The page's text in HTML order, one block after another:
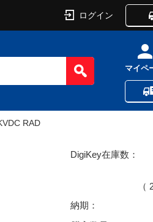
ログイン
マイペ
RAD
DigiKey在庫数：
（
納期：